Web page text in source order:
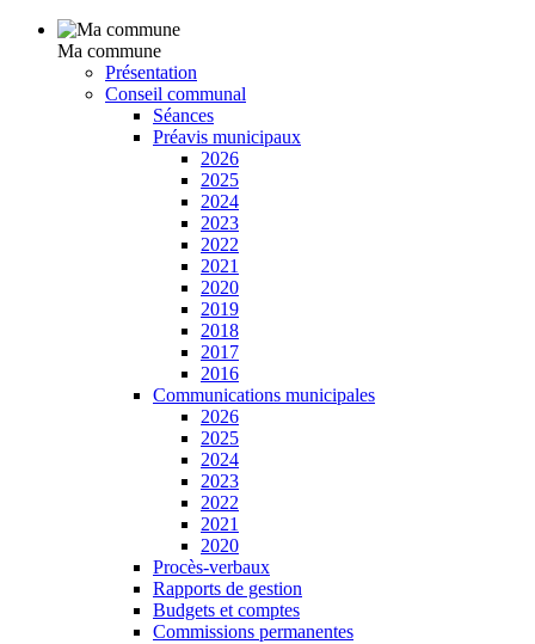
Ma commune
Présentation
Conseil communal
Séances
Préavis municipaux
2026
2025
2024
2023
2022
2021
2020
2019
2018
2017
2016
Communications municipales
2026
2025
2024
2023
2022
2021
2020
Procès-verbaux
Rapports de gestion
Budgets et comptes
Commissions permanentes